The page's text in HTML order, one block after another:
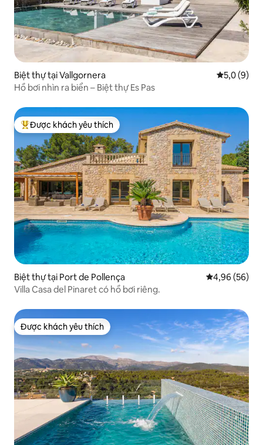
Biệt thự tại Vallgornera Xếp hạng
5,0 (9)
Hồ bơi nhìn ra biển – Biệt thự Es Pas
Được khách yêu thích nhất
Được khách yêu thích
Biệt thự tại Port de Pollença Xếp hạng
4,96 (56)
Villa Casa del Pinaret có hồ bơi riêng.
Được khách yêu thích
Được khách yêu thích